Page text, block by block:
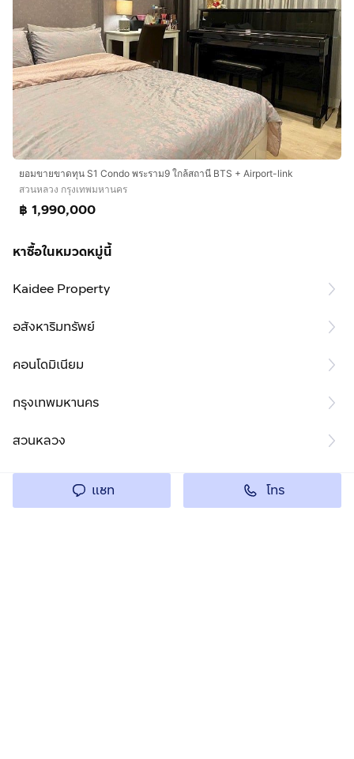
ยอมขายขาดทุน S1 Condo พระราม9 ใกล้สถานี BTS + Airport-link
สวนหลวง กรุงเทพมหานคร
฿ 1,990,000
หาซื้อในหมวดหมู่นี้
Kaidee Property
อสังหาริมทรัพย์
คอนโดมิเนียม
กรุงเทพมหานคร
สวนหลวง
แชท โทร